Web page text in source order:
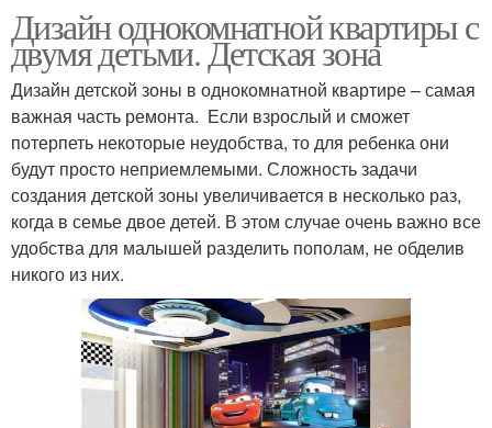
Дизайн однокомнатной квартиры с
двумя детьми. Детская зона
Дизайн детской зоны в однокомнатной квартире – самая
важная часть ремонта. Если взрослый и сможет
потерпеть некоторые неудобства, то для ребенка они
будут просто неприемлемыми. Сложность задачи
создания детской зоны увеличивается в несколько раз,
когда в семье двое детей. В этом случае очень важно все
удобства для малышей разделить пополам, не обделив
никого из них.